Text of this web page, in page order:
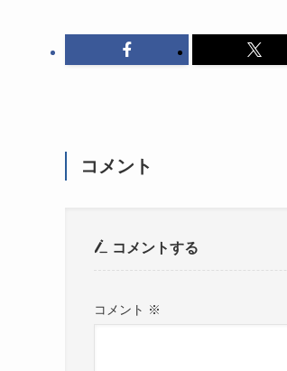
コメント
コメントする
コメント ※